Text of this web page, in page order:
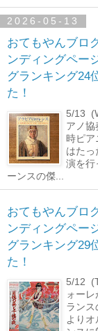
2026-05-13
おてもやんブロ
ンディングペー
グランキング24
た！
5/13
アノ協
時ピア
はた
演を行
ーンスの傑...
おてもやんブロ
ンディングペー
グランキング29
た！
5/12
ォー
ランス
より